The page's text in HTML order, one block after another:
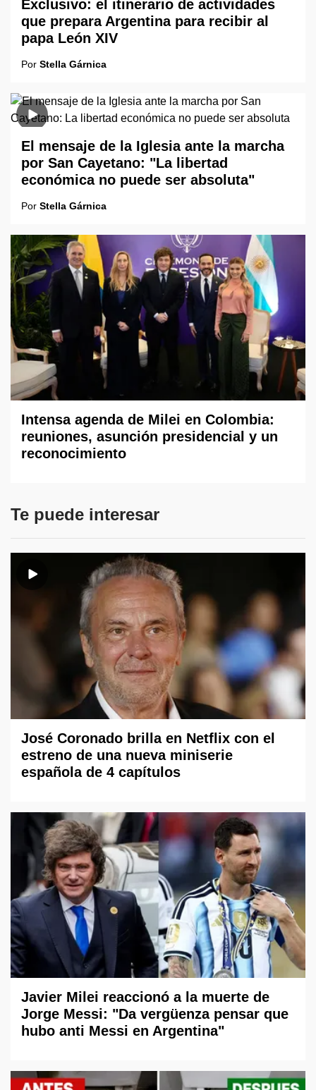
Exclusivo: el itinerario de actividades
que prepara Argentina para recibir al
papa León XIV
Por Stella Gárnica
El mensaje de la Iglesia ante la marcha
por San Cayetano: "La libertad
económica no puede ser absoluta"
Por Stella Gárnica
Intensa agenda de Milei en Colombia:
reuniones, asunción presidencial y un
reconocimiento
Te puede interesar
José Coronado brilla en Netflix con el
estreno de una nueva miniserie
española de 4 capítulos
Javier Milei reaccionó a la muerte de
Jorge Messi: "Da vergüenza pensar que
hubo anti Messi en Argentina"